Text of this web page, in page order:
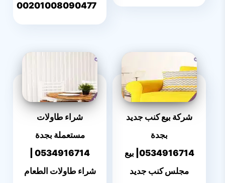
00201008090477
شركة بيع كنب جديد
بجدة
0534916714| بيع
مجلس كنب جديد
شراء طاولات
مستعملة بجدة
شراء طاولات الطعام